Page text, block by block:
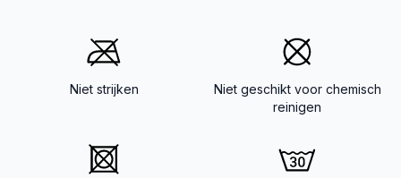
Niet strijken
Niet geschikt voor chemisch
reinigen